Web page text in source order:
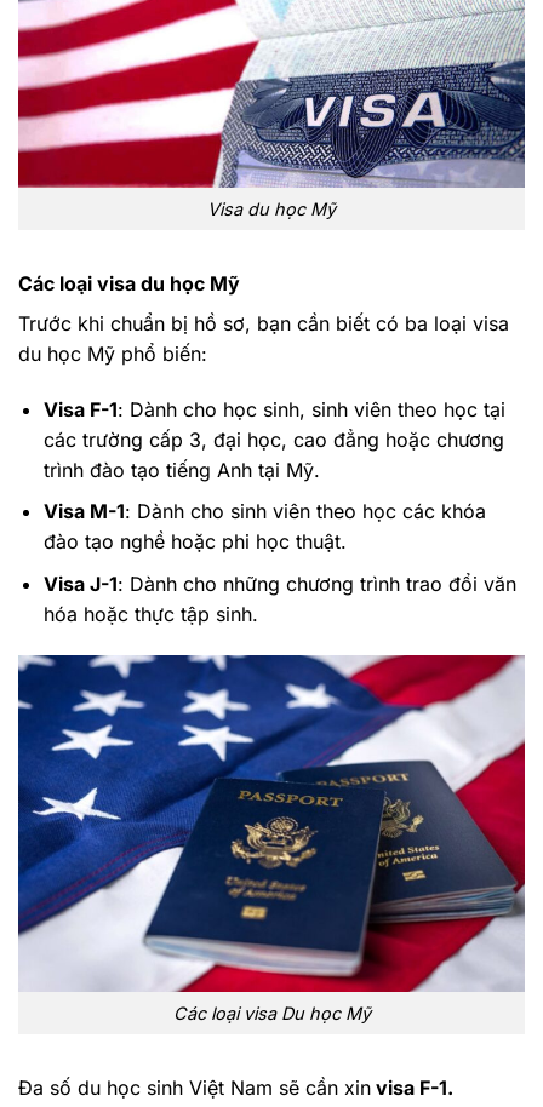
Visa du học Mỹ
Các loại visa du học Mỹ
Trước khi chuẩn bị hồ sơ, bạn cần biết có ba loại visa
du học Mỹ phổ biến:
Visa F-1: Dành cho học sinh, sinh viên theo học tại
các trường cấp 3, đại học, cao đẳng hoặc chương
trình đào tạo tiếng Anh tại Mỹ.
Visa M-1: Dành cho sinh viên theo học các khóa
đào tạo nghề hoặc phi học thuật.
Visa J-1: Dành cho những chương trình trao đổi văn
hóa hoặc thực tập sinh.
Các loại visa Du học Mỹ
Đa số du học sinh Việt Nam sẽ cần xin visa F-1.